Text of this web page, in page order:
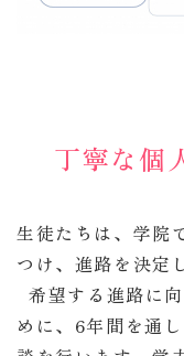
丁寧な個
生徒たちは、学院
つけ、進路を決定
希望する進路に
めに、6年間を通